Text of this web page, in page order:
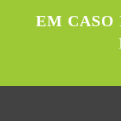
EM CASO